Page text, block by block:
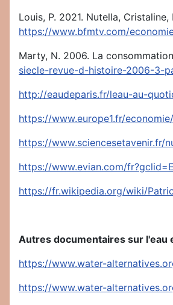
Louis, P. 2021. Nutella,
https://www.bfmtv.com/
Marty, N. 2006. La
siecle-revue-d-histoire-2006-3-
http://eaudeparis.fr/leau-au-
https://www.europe1.fr/
https://www.sciencesetavenir.fr/
https://www.evian.com/
https://fr.wikipedia.org/wiki/
Autres documentaires sur l'eau
https://www.water-
https://www.water-